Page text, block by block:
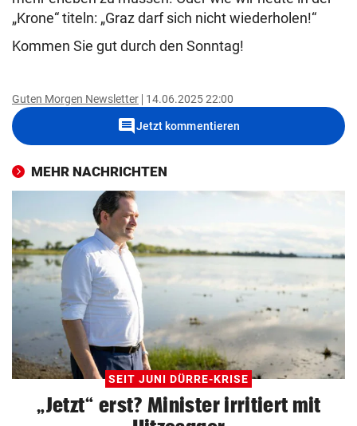
„Krone“ titeln: „Graz darf sich nicht wiederholen!“
Kommen Sie gut durch den Sonntag!
Guten Morgen Newsletter 14.06.2025 22:00
commentJetzt kommentieren
MEHR NACHRICHTEN
SEIT JUNI DÜRRE-KRISE
„Jetzt“ erst? Minister irritiert mit